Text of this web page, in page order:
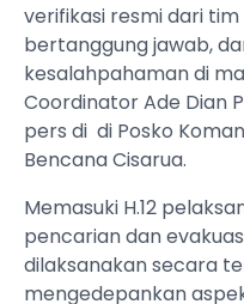
verifikasi resmi dari
bertanggung jawab,
kesalahpahaman di
Coordinator Ade Dian
pers di di Posko
Bencana Cisarua.
Memasuki H.12
pencarian dan
dilaksanakan secara
mengedepankan